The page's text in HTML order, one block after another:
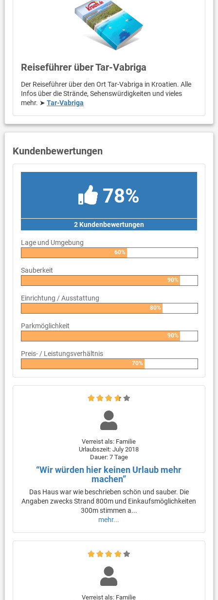
Reiseführer über Tar-Vabriga
Der Reiseführer über den Ort Tar-Vabriga in Kroatien. Alle
Infos über die Strände, Sehenswürdigkeiten und vieles
mehr. ➤ Tar-Vabriga
Kundenbewertungen
78%
2 Kundenbewertungen
Lage und Umgebung
60%
Sauberkeit
90%
Einrichtung / Ausstattung
80%
Parkmöglichkeit
90%
Preis- / Leistungsverhältnis
70%
Verreist als: Familie
Urlaubszeit: July 2018
Dauer: 7 Tage
“Wir würden hier keinen Urlaub mehr
machen”
Das Haus war wie beschrieben schön und sauber. Die
Angaben zwecks Strand 800m und Einkaufsmöglichkeiten
300m stimmen a...
mehr...
Verreist als: Familie